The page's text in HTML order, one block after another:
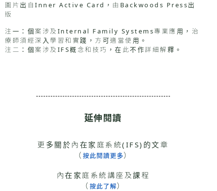
圖片出自Inner Active Card，由Backwoods Press出
版
注一：個案涉及Internal Family Systems專業應用，治
療師須經深入學習和實踐，方可適當使用。
注二：個案涉及IFS概念和技巧，在此不作詳細解釋。
延伸閱讀
更多關於內在家庭系統(IFS)的文章
（ 按此閱讀更多）
內在家庭系統講座及課程
（ 按此了解）